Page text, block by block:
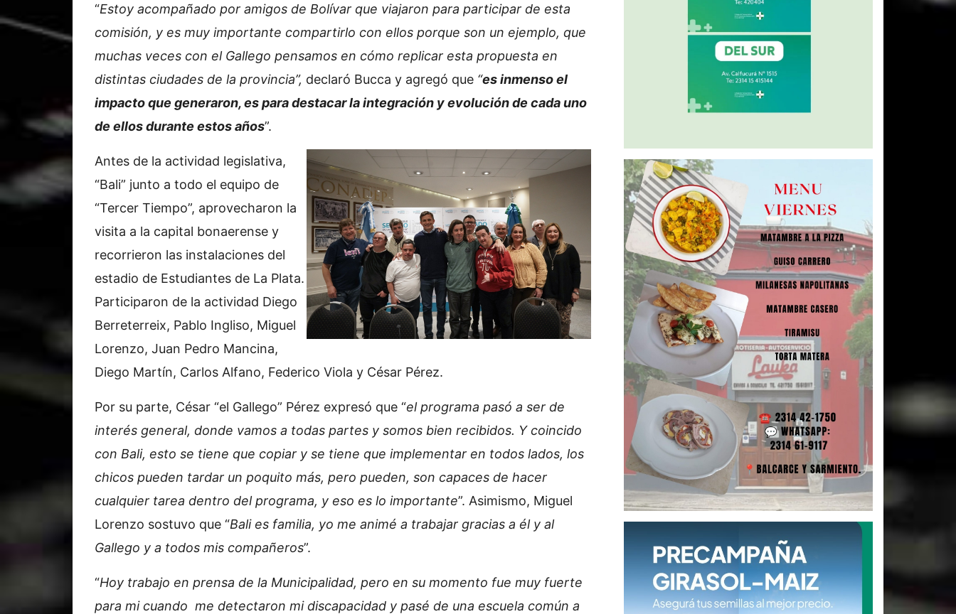
“Estoy acompañado por amigos de Bolívar que viajaron para participar de esta
comisión, y es muy importante compartirlo con ellos porque son un ejemplo, que
muchas veces con el Gallego pensamos en cómo replicar esta propuesta en
distintas ciudades de la provincia”, declaró Bucca y agregó que “es inmenso el
impacto que generaron, es para destacar la integración y evolución de cada uno
de ellos durante estos años”.
Antes de la actividad legislativa,
“Bali” junto a todo el equipo de
“Tercer Tiempo”, aprovecharon la
visita a la capital bonaerense y
recorrieron las instalaciones del
estadio de Estudiantes de La Plata.
Participaron de la actividad Diego
Berreterreix, Pablo Ingliso, Miguel
Lorenzo, Juan Pedro Mancina,
Diego Martín, Carlos Alfano, Federico Viola y César Pérez.
Por su parte, César “el Gallego” Pérez expresó que “el programa pasó a ser de
interés general, donde vamos a todas partes y somos bien recibidos. Y coincido
con Bali, esto se tiene que copiar y se tiene que implementar en todos lados, los
chicos pueden tardar un poquito más, pero pueden, son capaces de hacer
cualquier tarea dentro del programa, y eso es lo importante”. Asimismo, Miguel
Lorenzo sostuvo que “Bali es familia, yo me animé a trabajar gracias a él y al
Gallego y a todos mis compañeros”.
“Hoy trabajo en prensa de la Municipalidad, pero en su momento fue muy fuerte
para mi cuando me detectaron mi discapacidad y pasé de una escuela común a